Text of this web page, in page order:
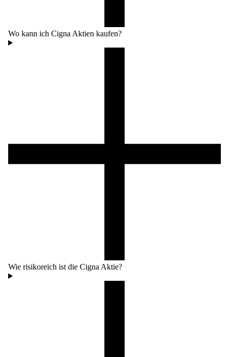
Wo kann ich Cigna Aktien kaufen?
Wie risikoreich ist die Cigna Aktie?